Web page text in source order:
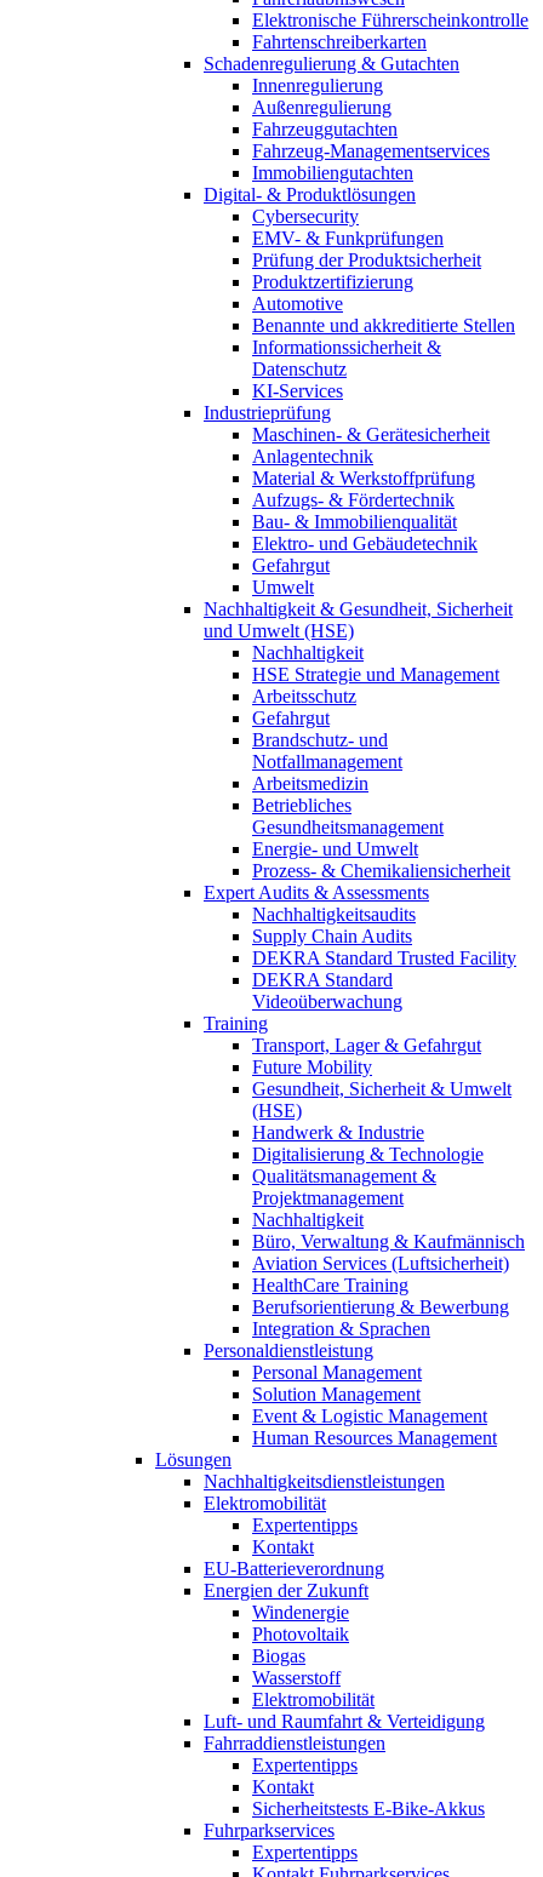
Elektronische Führerscheinkontrolle
Fahrtenschreiberkarten
Schadenregulierung & Gutachten
Innenregulierung
Außenregulierung
Fahrzeuggutachten
Fahrzeug-Managementservices
Immobiliengutachten
Digital- & Produktlösungen
Cybersecurity
EMV- & Funkprüfungen
Prüfung der Produktsicherheit
Produktzertifizierung
Automotive
Benannte und akkreditierte Stellen
Informationssicherheit &
Datenschutz
KI-Services
Industrieprüfung
Maschinen- & Gerätesicherheit
Anlagentechnik
Material & Werkstoffprüfung
Aufzugs- & Fördertechnik
Bau- & Immobilienqualität
Elektro- und Gebäudetechnik
Gefahrgut
Umwelt
Nachhaltigkeit & Gesundheit, Sicherheit
und Umwelt (HSE)
Nachhaltigkeit
HSE Strategie und Management
Arbeitsschutz
Gefahrgut
Brandschutz- und
Notfallmanagement
Arbeitsmedizin
Betriebliches
Gesundheitsmanagement
Energie- und Umwelt
Prozess- & Chemikaliensicherheit
Expert Audits & Assessments
Nachhaltigkeitsaudits
Supply Chain Audits
DEKRA Standard Trusted Facility
DEKRA Standard
Videoüberwachung
Training
Transport, Lager & Gefahrgut
Future Mobility
Gesundheit, Sicherheit & Umwelt
(HSE)
Handwerk & Industrie
Digitalisierung & Technologie
Qualitätsmanagement &
Projektmanagement
Nachhaltigkeit
Büro, Verwaltung & Kaufmännisch
Aviation Services (Luftsicherheit)
HealthCare Training
Berufsorientierung & Bewerbung
Integration & Sprachen
Personaldienstleistung
Personal Management
Solution Management
Event & Logistic Management
Human Resources Management
Lösungen
Nachhaltigkeitsdienstleistungen
Elektromobilität
Expertentipps
Kontakt
EU-Batterieverordnung
Energien der Zukunft
Windenergie
Photovoltaik
Biogas
Wasserstoff
Elektromobilität
Luft- und Raumfahrt & Verteidigung
Fahrraddienstleistungen
Expertentipps
Kontakt
Sicherheitstests E-Bike-Akkus
Fuhrparkservices
Expertentipps